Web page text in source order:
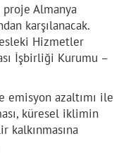
Almanya
karşılanacak.
Hizmetler
İşbirliği Kurumu –
emisyon azaltımı ile
küresel iklimin
kalkınmasına